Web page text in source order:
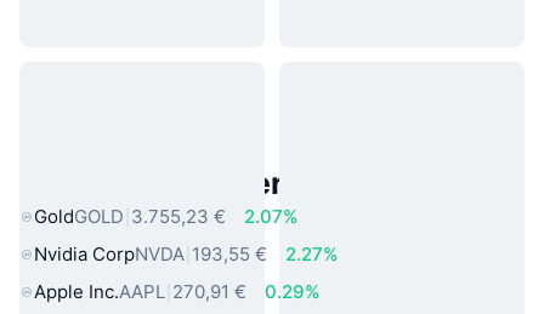
Beliebte reale Vermögenswerte
GoldGOLD 3.755,23 €
2.07%
Nvidia CorpNVDA 193,55 €
2.27%
Apple Inc.AAPL 270,91 €
0.29%